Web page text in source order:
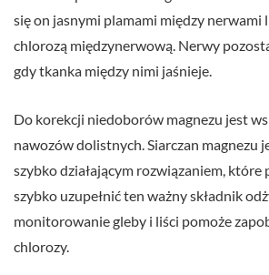
się on jasnymi plamami między nerwami
chlorozą międzynerwową. Nerwy
gdy tkanka między nimi jaśnieje.
Do korekcji niedoborów magnezu jest
nawozów dolistnych. Siarczan magnezu
szybko działającym rozwiązaniem,
szybko uzupełnić ten ważny składnik
monitorowanie gleby i liści pomoże
chlorozy.